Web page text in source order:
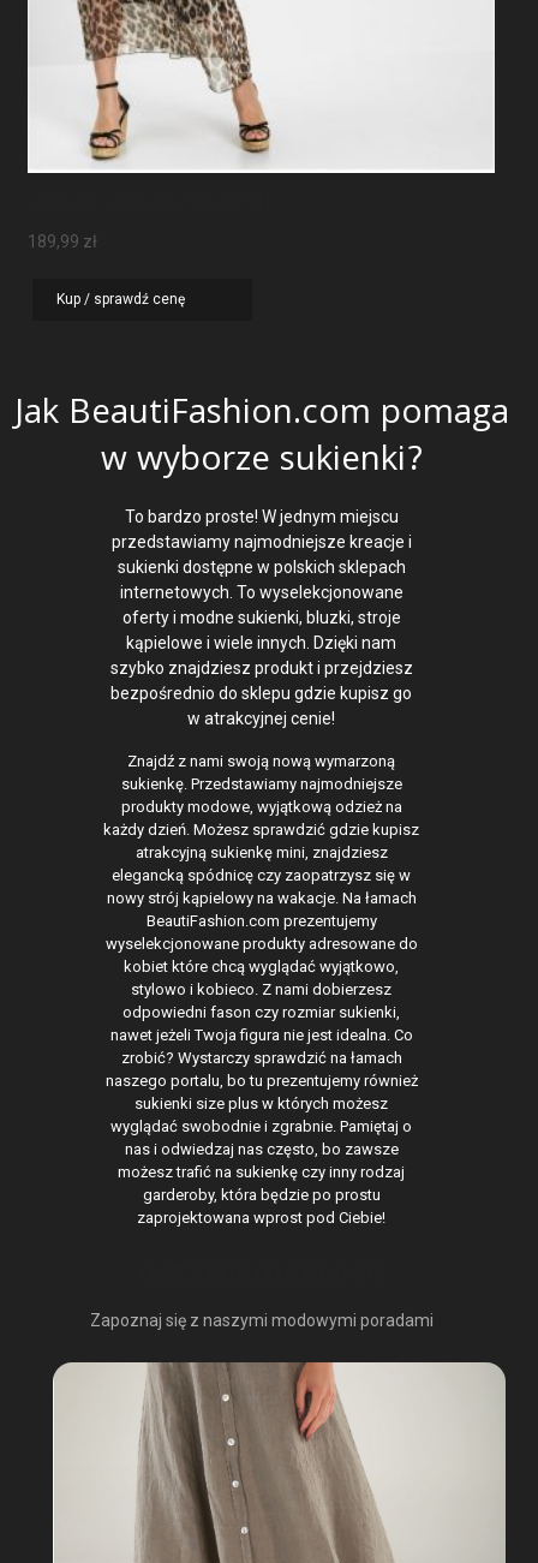
189,99 zł
Kup / sprawdź cenę
Jak BeautiFashion.com pomaga
w wyborze sukienki?
To bardzo proste! W jednym miejscu
przedstawiamy najmodniejsze kreacje i
sukienki dostępne w polskich sklepach
internetowych. To wyselekcjonowane
oferty i modne sukienki, bluzki, stroje
kąpielowe i wiele innych. Dzięki nam
szybko znajdziesz produkt i przejdziesz
bezpośrednio do sklepu gdzie kupisz go
w atrakcyjnej cenie!
Znajdź z nami swoją nową wymarzoną
sukienkę. Przedstawiamy najmodniejsze
produkty modowe, wyjątkową odzież na
każdy dzień. Możesz sprawdzić gdzie kupisz
atrakcyjną sukienkę mini, znajdziesz
elegancką spódnicę czy zaopatrzysz się w
nowy strój kąpielowy na wakacje. Na łamach
BeautiFashion.com prezentujemy
wyselekcjonowane produkty adresowane do
kobiet które chcą wyglądać wyjątkowo,
stylowo i kobieco. Z nami dobierzesz
odpowiedni fason czy rozmiar sukienki,
nawet jeżeli Twoja figura nie jest idealna. Co
zrobić? Wystarczy sprawdzić na łamach
naszego portalu, bo tu prezentujemy również
sukienki size plus w których możesz
wyglądać swobodnie i zgrabnie. Pamiętaj o
nas i odwiedzaj nas często, bo zawsze
możesz trafić na sukienkę czy inny rodzaj
garderoby, która będzie po prostu
zaprojektowana wprost pod Ciebie!
Zapoznaj się z naszymi modowymi poradami